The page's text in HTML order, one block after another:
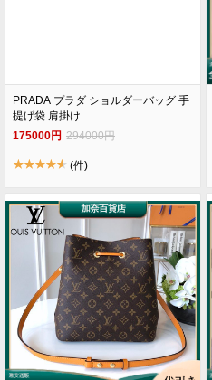
PRADA プラダ ショルダーバッグ 手
提げ袋 肩掛け
175000円 294000円
(件)